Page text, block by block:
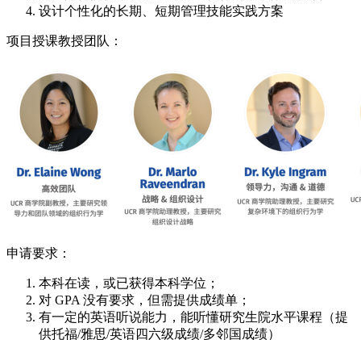
设计个性化的长期、短期管理技能实践方案
项目授课教授团队：
申请要求：
本科在读，或已获得本科学位；
对 GPA 没有要求，但需提供成绩单；
有一定的英语听说能力，能听懂研究生院水平课程（提
供托福/雅思/英语四六级成绩/多邻国成绩）